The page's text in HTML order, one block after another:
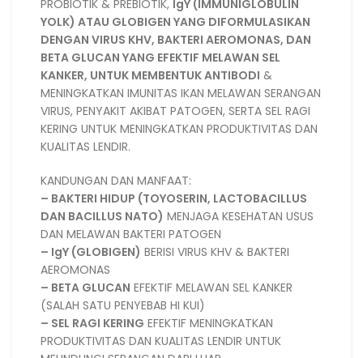
PROBIOTIK & PREBIOTIK, IgY (IMMUNIGLOBULIN
YOLK) ATAU GLOBIGEN YANG DIFORMULASIKAN
DENGAN VIRUS KHV, BAKTERI AEROMONAS, DAN
BETA GLUCAN YANG EFEKTIF MELAWAN SEL
KANKER, UNTUK MEMBENTUK ANTIBODI &
MENINGKATKAN IMUNITAS IKAN MELAWAN SERANGAN
VIRUS, PENYAKIT AKIBAT PATOGEN, SERTA SEL RAGI
KERING UNTUK MENINGKATKAN PRODUKTIVITAS DAN
KUALITAS LENDIR.
KANDUNGAN DAN MANFAAT:
– BAKTERI HIDUP (TOYOSERIN, LACTOBACILLUS
DAN BACILLUS NATO) MENJAGA KESEHATAN USUS
DAN MELAWAN BAKTERI PATOGEN
– IgY (GLOBIGEN) BERISI VIRUS KHV & BAKTERI
AEROMONAS
– BETA GLUCAN EFEKTIF MELAWAN SEL KANKER
(SALAH SATU PENYEBAB HI KUI)
– SEL RAGI KERING EFEKTIF MENINGKATKAN
PRODUKTIVITAS DAN KUALITAS LENDIR UNTUK